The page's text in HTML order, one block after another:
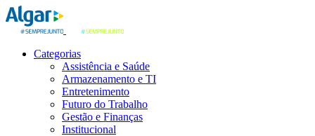
Categorias
Assistência e Saúde
Armazenamento e TI
Entretenimento
Futuro do Trabalho
Gestão e Finanças
Institucional